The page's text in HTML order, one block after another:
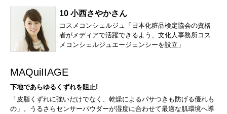
10 小西さやかさん
コスメコンシェルジュ「日本化粧品検定協会の資格
者がメディアで活躍できるよう、文化人事務所コス
メコンシェルジュエージェンシーを設立」
MAQuiIIAGE
下地であらゆるくずれを阻止!
「皮脂くずれに強いだけでなく、乾燥によるパサつきも防げる優れも
の」。うるさらセンサーパウダーが湿度に合わせて最適な肌環境へ導